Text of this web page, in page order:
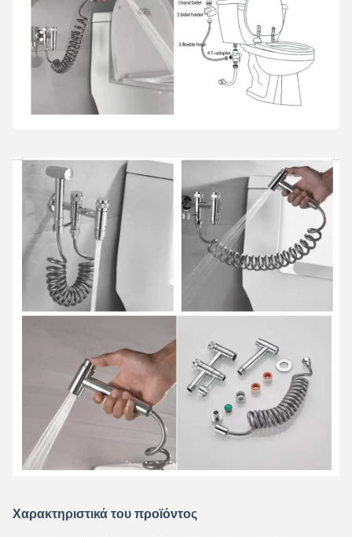
Χαρακτηριστικά του προϊόντος